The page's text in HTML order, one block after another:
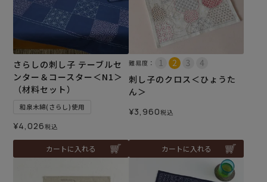
さらしの刺し子 テーブルセ
ンター＆コースター＜N1＞
（材料セット）
和泉木綿(さらし)使用
¥4,026税込
カートに入れる
難易度：
刺し子のクロス＜ひょうた
ん＞
¥3,960税込
カートに入れる